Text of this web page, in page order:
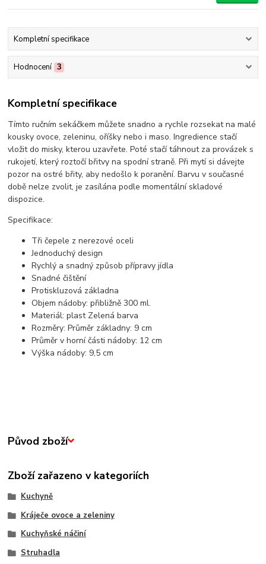
Kompletní specifikace
Hodnocení 3
Kompletní specifikace
Tímto ručním sekáčkem můžete snadno a rychle rozsekat na malé
kousky ovoce, zeleninu, oříšky nebo i maso. Ingredience stačí
vložit do misky, kterou uzavřete. Poté stačí táhnout za provázek s
rukojetí, který roztočí břitvy na spodní straně. Při mytí si dávejte
pozor na ostré břity, aby nedošlo k poranění. Barvu v současné
době nelze zvolit, je zasílána podle momentální skladové
dispozice.
Specifikace:
Tři čepele z nerezové oceli
Jednoduchý design
Rychlý a snadný způsob přípravy jídla
Snadné čištění
Protiskluzová základna
Objem nádoby: přibližně 300 ml.
Materiál: plast Zelená barva
Rozměry: Průměr základny: 9 cm
Průměr v horní části nádoby: 12 cm
Výška nádoby: 9,5 cm
Původ zboží
Zboží zařazeno v kategoriích
Kuchyně
Kráječe ovoce a zeleniny
Kuchyňské náčiní
Struhadla